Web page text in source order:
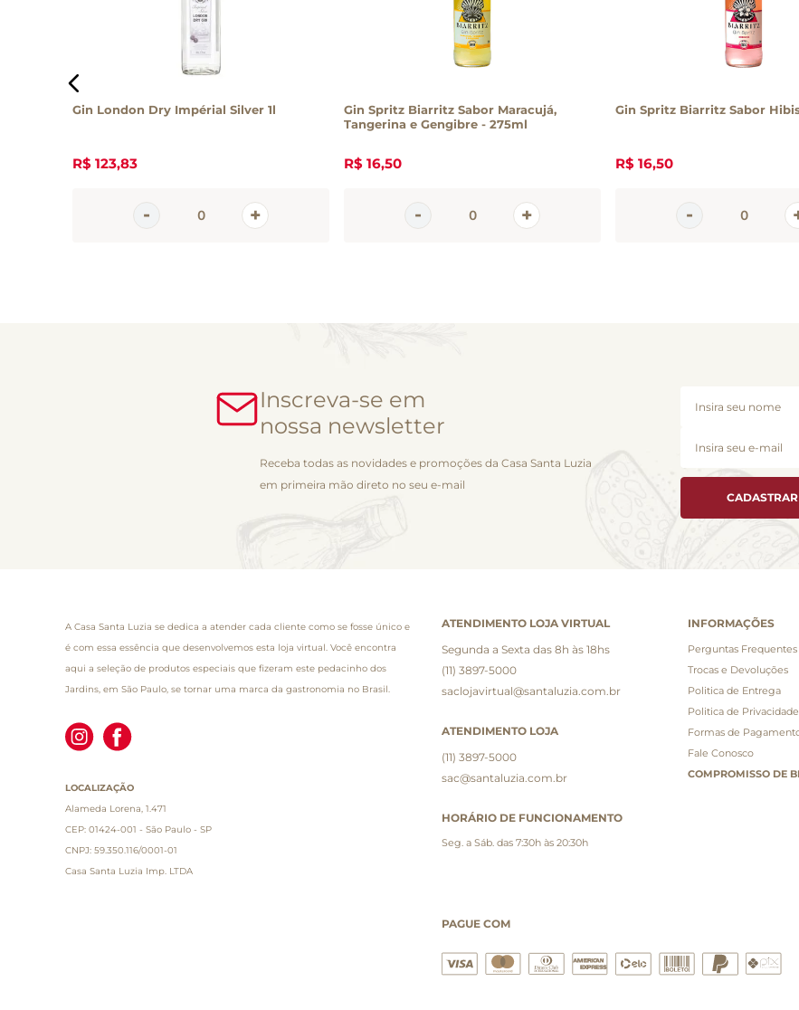
Gin London Dry Impérial Silver 1l
R$ 123,83
Gin Spritz Biarritz Sabor Maracujá,
Tangerina e Gengibre - 275ml
R$ 16,50
Gin Spritz Biarritz Sabor
R$ 16,50
Inscreva-se em
nossa newsletter
Receba todas as novidades e promoções da Casa Santa Luzia
em primeira mão direto no seu e-mail
A Casa Santa Luzia se dedica a atender cada cliente como se fosse único e
é com essa essência que desenvolvemos esta loja virtual. Você encontra
aqui a seleção de produtos especiais que fizeram este pedacinho dos
Jardins, em São Paulo, se tornar uma marca da gastronomia no Brasil.
LOCALIZAÇÃO
Alameda Lorena, 1.471
CEP: 01424-001 - São Paulo - SP
CNPJ: 59.350.116/0001-01
Casa Santa Luzia Imp. LTDA
ATENDIMENTO LOJA VIRTUAL
Segunda a Sexta das 8h às 18hs
(11) 3897-5000
saclojavirtual@santaluzia.com.br
ATENDIMENTO LOJA
(11) 3897-5000
sac@santaluzia.com.br
HORÁRIO DE FUNCIONAMENTO
Seg. a Sáb. das 7:30h às 20:30h
INFORMAÇÕES
Perguntas Frequentes
Trocas e Devoluções
Politica de Entrega
Politica de Privacidade
Formas de
Fale Conosco
COMPROMISSO DE
PAGUE COM